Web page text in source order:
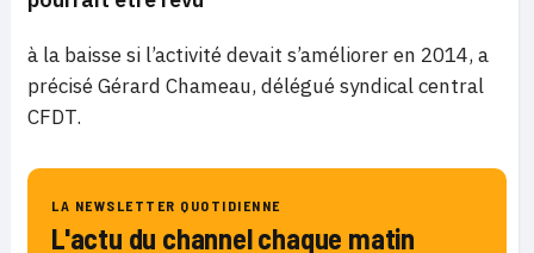
à la baisse si l’activité devait s’améliorer en 2014, a
précisé Gérard Chameau, délégué syndical central
CFDT.
LA NEWSLETTER QUOTIDIENNE
L'actu du channel chaque matin